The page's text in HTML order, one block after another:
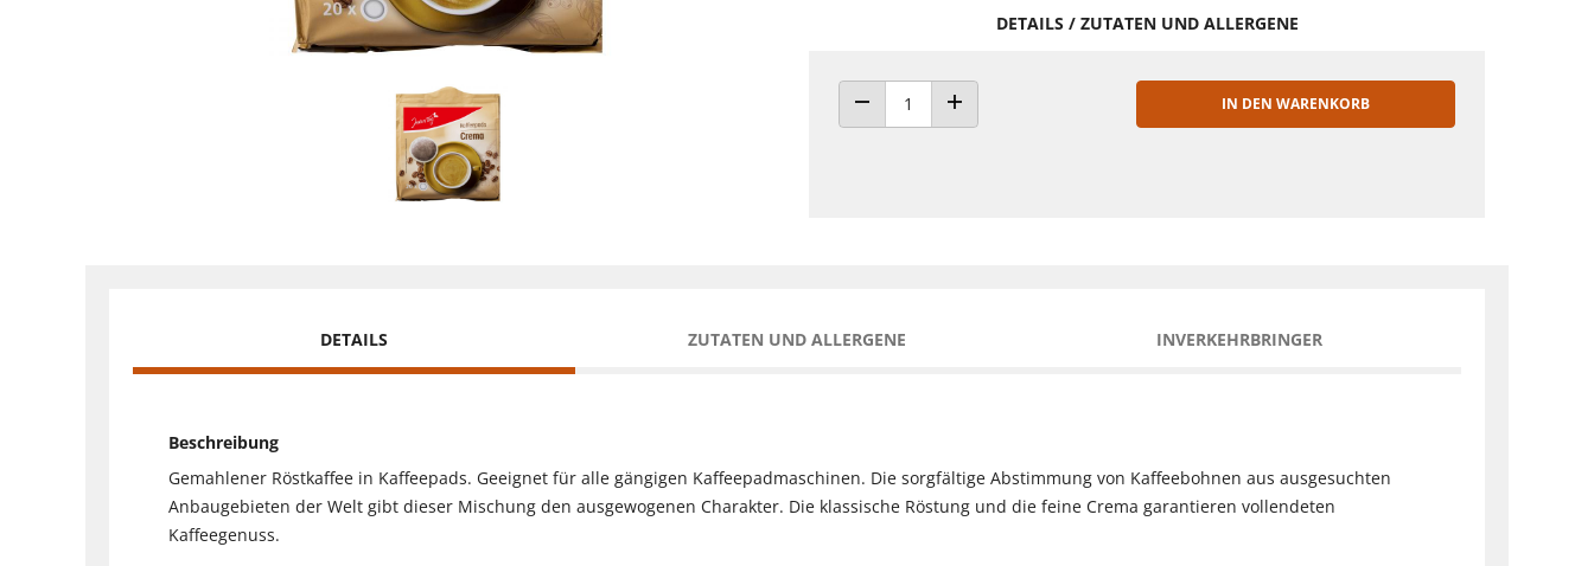
DETAILS / ZUTATEN UND ALLERGENE
ANZAHL VERRINGERNANZAHL ERHÖHEN
IN DEN WARENKORB
DETAILS ZUTATEN UND ALLERGENE INVERKEHRBRINGER
Beschreibung
Gemahlener Röstkaffee in Kaffeepads. Geeignet für alle gängigen Kaffeepadmaschinen. Die sorgfältige Abstimmung von Kaffeebohnen aus ausgesuchten
Anbaugebieten der Welt gibt dieser Mischung den ausgewogenen Charakter. Die klassische Röstung und die feine Crema garantieren vollendeten
Kaffeegenuss.